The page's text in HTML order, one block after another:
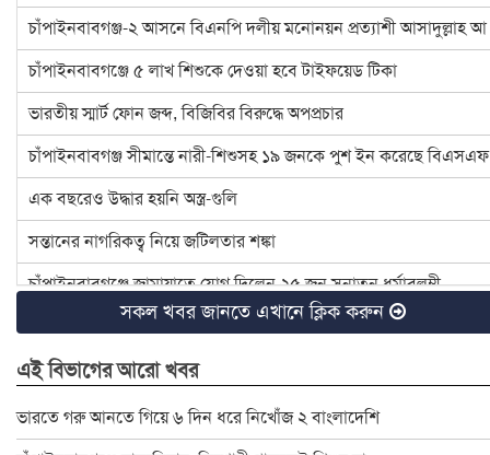
চাঁপাইনবাবগঞ্জ-২ আসনে বিএনপি দলীয় মনোনয়ন প্রত্যাশী আসাদুল্লাহ আ
চাঁপাইনবাবগঞ্জে ৫ লাখ শিশুকে দেওয়া হবে টাইফয়েড টিকা
ভারতীয় স্মার্ট ফোন জব্দ, বিজিবির বিরুদ্ধে অপপ্রচার
চাঁপাইনবাবগঞ্জ সীমান্তে নারী-শিশুসহ ১৯ জনকে পুশ ইন করেছে বিএসএফ
এক বছরেও উদ্ধার হয়নি অস্ত্র-গুলি
সন্তানের নাগরিকত্ব নিয়ে জটিলতার শঙ্কা
চাঁপাইনবাবগঞ্জে জামায়াতে যোগ দিলেন ২৫ জন সনাতন ধর্মাবলম্বী
চাঁপাইনবাবগঞ্জে বিটিসিএলের ৩৩ লাখ টাকা বকেয়া, মামলার সুপারিশ
৪ হত্যা মামলার আসামি ইউপি চেয়ারম্যান টিপু সাময়িক বরখাস্ত
চাঁপাইনবাবগঞ্জে ডেঙ্গু প্রতিরোধে মশক নিধন কার্যক্রম শুরু
সকল খবর জানতে এখানে ক্লিক করুন
এই বিভাগের আরো খবর
ভারতে গরু আনতে গিয়ে ৬ দিন ধরে নিখোঁজ ২ বাংলাদেশি